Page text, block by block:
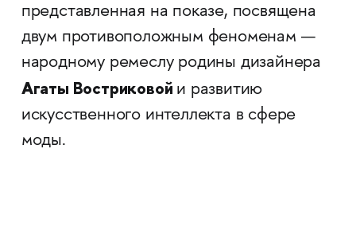
представленная на показе, посвящена
двум противоположным феноменам —
народному ремеслу родины дизайнера
Агаты Востриковой и развитию
искусственного интеллекта в сфере
моды.